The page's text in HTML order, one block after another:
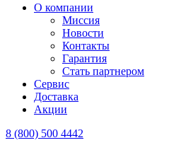
О компании
Миссия
Новости
Контакты
Гарантия
Стать партнером
Сервис
Доставка
Акции
8 (800) 500 4442